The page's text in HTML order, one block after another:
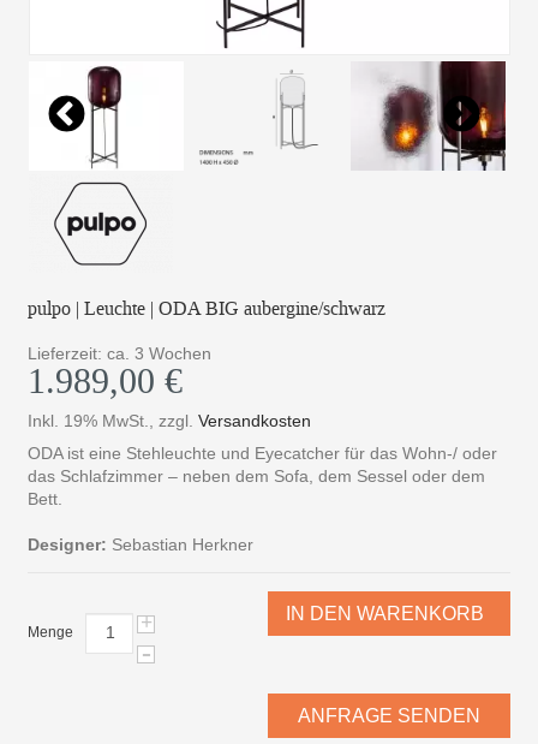
pulpo | Leuchte | ODA BIG aubergine/schwarz
Lieferzeit: ca. 3 Wochen
1.989,00 €
Inkl. 19% MwSt. ,zzgl.Versandkosten
ODA ist eine Stehleuchte und Eyecatcher für das Wohn-/ oder
das Schlafzimmer – neben dem Sofa, dem Sessel oder dem
Bett.
Designer: Sebastian Herkner
Menge +
-
IN DEN WARENKORB
ANFRAGE SENDEN